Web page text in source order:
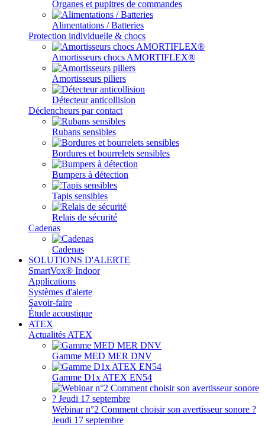
Organes et pupitres de commandes
Alimentations / Batteries
Protection individuelle & chocs
Amortisseurs chocs AMORTIFLEX®
Amortisseurs piliers
Détecteur anticollision
Déclencheurs par contact
Rubans sensibles
Bordures et bourrelets sensibles
Bumpers à détection
Tapis sensibles
Relais de sécurité
Cadenas
Cadenas
SOLUTIONS D'ALERTE
SmartVox® Indoor
Applications
Systèmes d'alerte
Savoir-faire
Étude acoustique
ATEX
Actualités ATEX
Gamme MED MER DNV
Gamme D1x ATEX EN54
Webinar n°2 Comment choisir son avertisseur sonore ?
Jeudi 17 septembre